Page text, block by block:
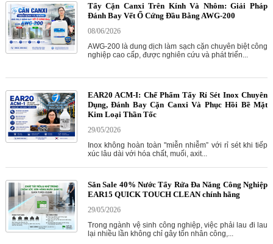
Tẩy Cặn Canxi Trên Kính Và Nhôm: Giải Pháp
Đánh Bay Vết Ố Cứng Đầu Bằng AWG-200
08/06/2026
AWG-200 là dung dịch làm sạch cặn chuyên biệt công
nghiệp cao cấp, được nghiên cứu và phát triển...
EAR20 ACM-I: Chế Phẩm Tẩy Rỉ Sét Inox Chuyên
Dụng, Đánh Bay Cặn Canxi Và Phục Hồi Bề Mặt
Kim Loại Thần Tốc
29/05/2026
Inox không hoàn toàn "miễn nhiễm” với rỉ sét khi tiếp
xúc lâu dài với hóa chất, muối, axit...
Săn Sale 40% Nước Tẩy Rửa Đa Năng Công Nghiệp
EAR15 QUICK TOUCH CLEAN chính hãng
29/05/2026
Trong ngành vệ sinh công nghiệp, việc phải lau đi lau
lại nhiều lần không chỉ gây tốn nhân công,...